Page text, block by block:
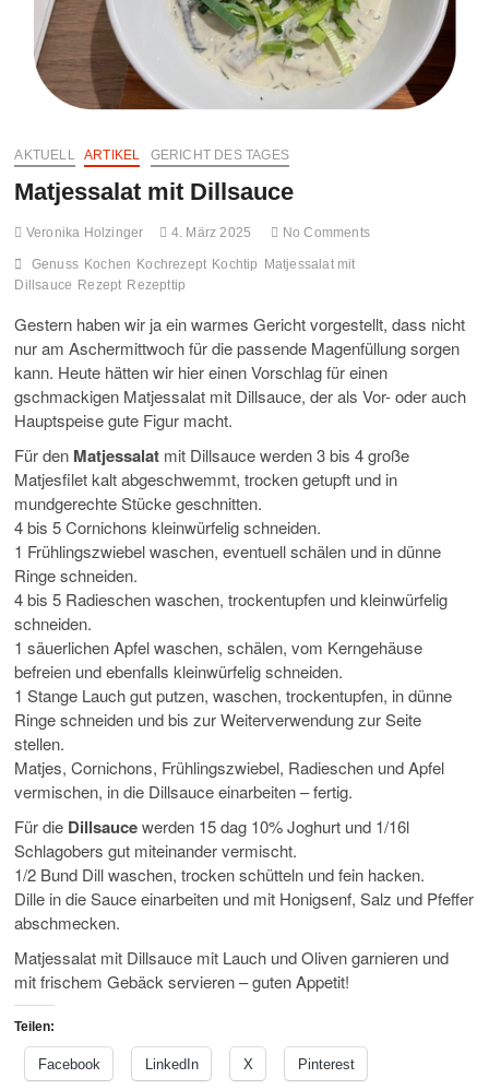
AKTUELL ARTIKEL GERICHT DES TAGES
Matjessalat mit Dillsauce
Veronika Holzinger 4. März 2025 No Comments
Genuss Kochen Kochrezept Kochtip
Matjessalat mit
Dillsauce Rezept Rezepttip
Gestern haben wir ja ein warmes Gericht vorgestellt, dass nicht
nur am Aschermittwoch für die passende Magenfüllung sorgen
kann. Heute hätten wir hier einen Vorschlag für einen
gschmackigen Matjessalat mit Dillsauce, der als Vor- oder auch
Hauptspeise gute Figur macht.
Für den Matjessalat mit Dillsauce werden 3 bis 4 große
Matjesfilet kalt abgeschwemmt, trocken getupft und in
mundgerechte Stücke geschnitten.
4 bis 5 Cornichons kleinwürfelig schneiden.
1 Frühlingszwiebel waschen, eventuell schälen und in dünne
Ringe schneiden.
4 bis 5 Radieschen waschen, trockentupfen und kleinwürfelig
schneiden.
1 säuerlichen Apfel waschen, schälen, vom Kerngehäuse
befreien und ebenfalls kleinwürfelig schneiden.
1 Stange Lauch gut putzen, waschen, trockentupfen, in dünne
Ringe schneiden und bis zur Weiterverwendung zur Seite
stellen.
Matjes, Cornichons, Frühlingszwiebel, Radieschen und Apfel
vermischen, in die Dillsauce einarbeiten – fertig.
Für die Dillsaucewerden 15 dag 10% Joghurt und 1/16l
Schlagobers gut miteinander vermischt.
1/2 Bund Dill waschen, trocken schütteln und fein hacken.
Dille in die Sauce einarbeiten und mit Honigsenf, Salz und Pfeffer
abschmecken.
Matjessalat mit Dillsauce mit Lauch und Oliven garnieren und
mit frischem Gebäck servieren – guten Appetit!
Teilen:
Facebook LinkedIn X Pinterest